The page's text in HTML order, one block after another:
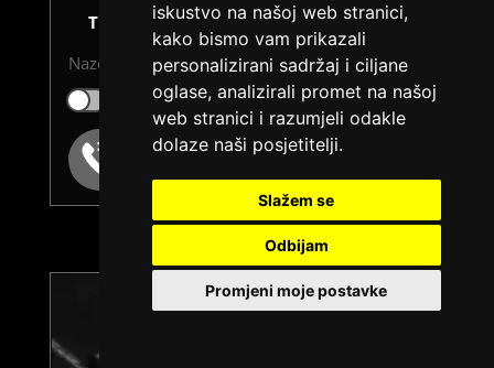
iskustvo na našoj web stranici,
kako bismo vam prikazali
personalizirani sadržaj i ciljane
oglase, analizirali promet na našoj
web stranici i razumjeli odakle
dolaze naši posjetitelji.
Slažem se
Odbijam
Promjeni moje postavke
TRAŽIM:sex, fetiši, svinganje, istraživanje
Nazovi brzo ću se uključiti...
Klikni ovdje za obavijest kada budem slobodna
Broj: 064/677-677